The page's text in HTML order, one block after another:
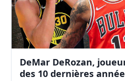
DeMar DeRozan,
des 10 dernières